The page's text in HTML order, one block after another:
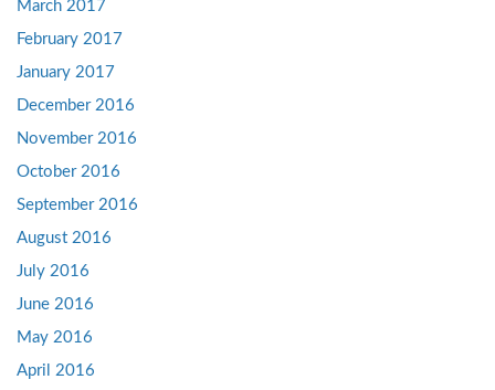
March 2017
February 2017
January 2017
December 2016
November 2016
October 2016
September 2016
August 2016
July 2016
June 2016
May 2016
April 2016